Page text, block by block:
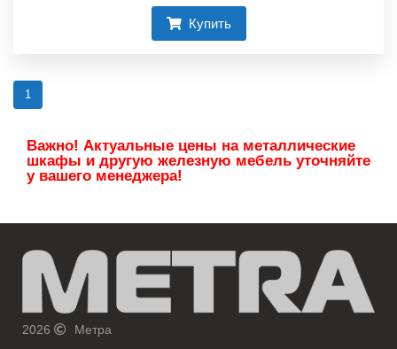
Купить
1
Важно! Актуальные цены на металлические
шкафы и другую железную мебель уточняйте
у вашего менеджера!
2026
Метра